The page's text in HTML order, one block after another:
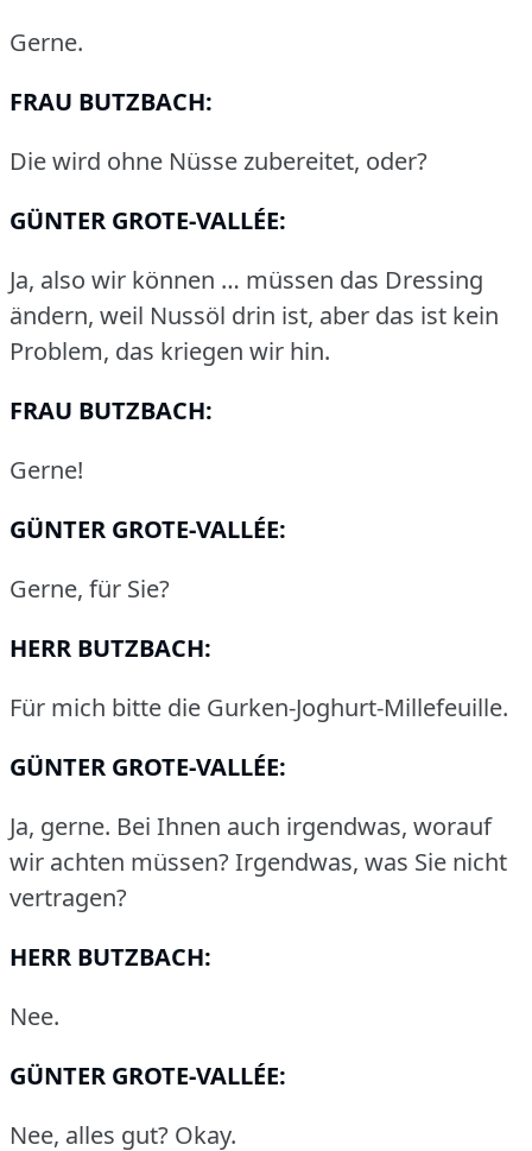
Gerne.
FRAU BUTZBACH:
Die wird ohne Nüsse zubereitet, oder?
GÜNTER GROTE-VALLÉE:
Ja, also wir können … müssen das Dressing
ändern, weil Nussöl drin ist, aber das ist kein
Problem, das kriegen wir hin.
FRAU BUTZBACH:
Gerne!
GÜNTER GROTE-VALLÉE:
Gerne, für Sie?
HERR BUTZBACH:
Für mich bitte die Gurken-Joghurt-Millefeuille.
GÜNTER GROTE-VALLÉE:
Ja, gerne. Bei Ihnen auch irgendwas, worauf
wir achten müssen?Irgendwas, was Sie nicht
vertragen?
HERR BUTZBACH:
Nee.
GÜNTER GROTE-VALLÉE:
Nee, alles gut? Okay.